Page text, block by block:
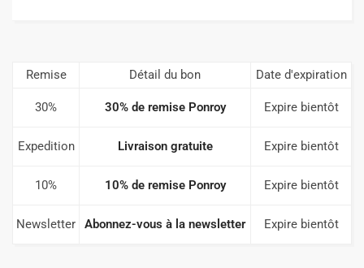
Remise Détail du bon Date d'expiration
30% 30% de remise Ponroy Expire bientôt
Expedition Livraison gratuite Expire bientôt
10% 10% de remise Ponroy Expire bientôt
Newsletter Abonnez-vous à la newsletter Expire bientôt